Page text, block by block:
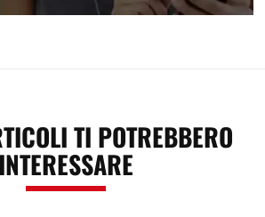
TI POTREBBERO
INTERESSARE